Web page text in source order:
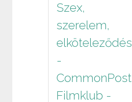
Szex,
szerelem,
elköteleződés
-
CommonPost
Filmklub -